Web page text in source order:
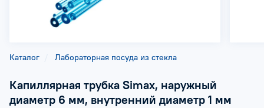
Каталог Лабораторная посуда из стекла
Капиллярная трубка Simax, наружный
диаметр 6 мм, внутренний диаметр 1 мм